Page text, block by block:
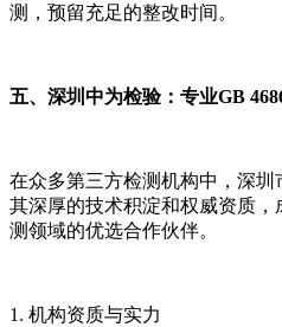
测，预留充足的整改时间。
五、深圳中为检验：专业GB
在众多第三方检测机构中，深
其深厚的技术积淀和权威资质，
测领域的优选合作伙伴。
1. 机构资质与实力